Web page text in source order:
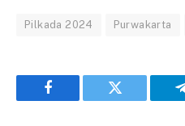
Pilkada 2024 Purwakarta
Facebook Twitter